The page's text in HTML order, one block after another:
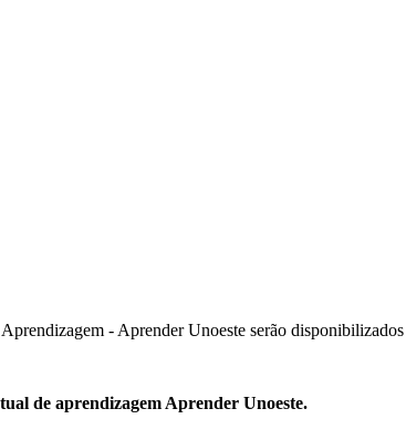
- Aprender Unoeste serão
de aprendizagem Aprender Unoeste.